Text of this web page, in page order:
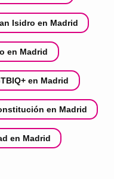
Isidro en Madrid
en Madrid
en Madrid
en Madrid
en Madrid